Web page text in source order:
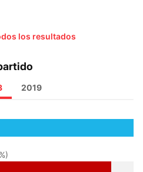
los resultados
2019